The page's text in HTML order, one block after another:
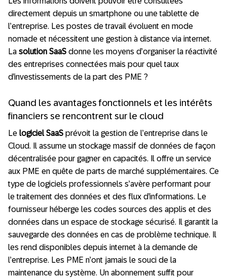
directement depuis un smartphone ou une tablette de
l’entreprise. Les postes de travail évoluent en mode
nomade et nécessitent une gestion à distance via internet.
La solution SaaS donne les moyens d’organiser la réactivité
des entreprises connectées mais pour quel taux
d’investissements de la part des PME ?
Quand les avantages fonctionnels et les intérêts
financiers se rencontrent sur le cloud
Le logiciel SaaS prévoit la gestion de l’entreprise dans le
Cloud. Il assume un stockage massif de données de façon
décentralisée pour gagner en capacités. Il offre un service
aux PME en quête de parts de marché supplémentaires. Ce
type de logiciels professionnels s’avère performant pour
le traitement des données et des flux d’informations. Le
fournisseur héberge les codes sources des applis et des
données dans un espace de stockage sécurisé. Il garantit la
sauvegarde des données en cas de problème technique. Il
les rend disponibles depuis internet à la demande de
l’entreprise. Les PME n’ont jamais le souci de la
maintenance du système. Un abonnement suffit pour